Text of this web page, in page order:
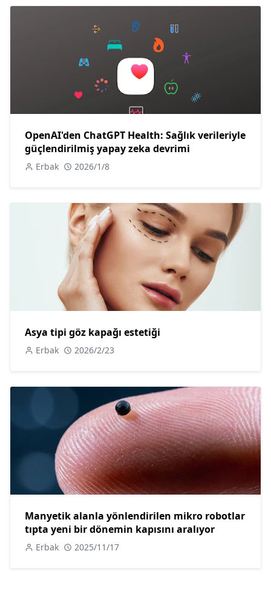
OpenAI'den ChatGPT Health: Sağlık verileriyle
güçlendirilmiş yapay zeka devrimi
Erbak 2026/1/8
Asya tipi göz kapağı estetiği
Erbak 2026/2/23
Manyetik alanla yönlendirilen mikro robotlar
tıpta yeni bir dönemin kapısını aralıyor
Erbak 2025/11/17